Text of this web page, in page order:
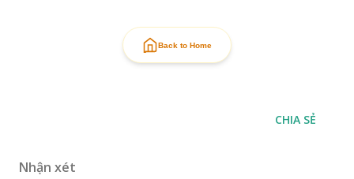
Back to Home
CHIA SẺ
Nhận xét